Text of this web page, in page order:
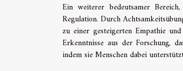
Ein weiterer bedeutsamer
Regulation. Durch
zu einer gesteigerten Empathie
Erkenntnisse aus der Forschung,
indem sie Menschen dabei